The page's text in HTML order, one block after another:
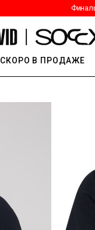
СКОРО В ПРОДАЖЕ